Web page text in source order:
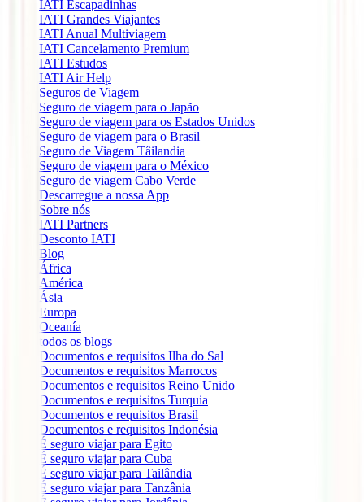
IATI Escapadinhas
IATI Grandes Viajantes
IATI Anual Multiviagem
IATI Cancelamento Premium
IATI Estudos
IATI Air Help
Seguros de Viagem
Seguro de viagem para o Japão
Seguro de viagem para os Estados Unidos
Seguro de viagem para o Brasil
Seguro de Viagem Tâilandia
Seguro de viagem para o México
Seguro de viagem Cabo Verde
Descarregue a nossa App
Sobre nós
IATI Partners
Desconto IATI
Blog
África
América
Ásia
Europa
Oceanía
todos os blogs
Documentos e requisitos Ilha do Sal
Documentos e requisitos Marrocos
Documentos e requisitos Reino Unido
Documentos e requisitos Turquia
Documentos e requisitos Brasil
Documentos e requisitos Indonésia
É seguro viajar para Egito
É seguro viajar para Cuba
É seguro viajar para Tailândia
É seguro viajar para Tanzânia